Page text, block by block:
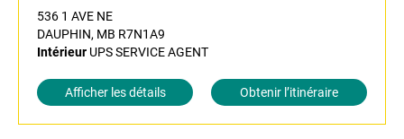
536 1 AVE NE
DAUPHIN, MB R7N1A9
Intérieur UPS SERVICE AGENT
Afficher les détails Obtenir l’itinéraire